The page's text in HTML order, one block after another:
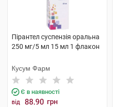
Пірантел суспензія оральна
250 мг/5 мл 15 мл 1 флакон
Кусум Фарм
Є в наявності
від 88.90 грн